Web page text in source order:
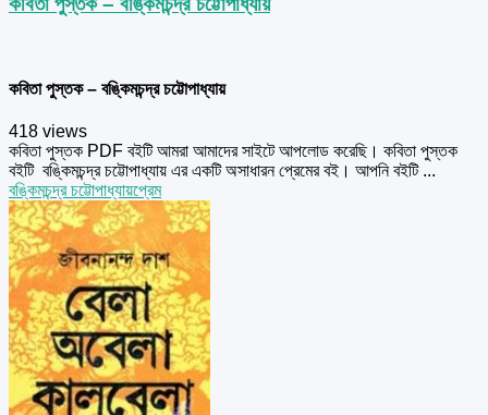
কবিতা পুস্তক – বঙ্কিমচন্দ্র চট্টোপাধ্যায়
418 views
কবিতা পুস্তক PDF বইটি আমরা আমাদের সাইটে আপলোড করেছি। কবিতা পুস্তক
বইটি বঙ্কিমচন্দ্র চট্টোপাধ্যায় এর একটি অসাধারন প্রেমের বই। আপনি বইটি ...
বঙ্কিমচন্দ্র চট্টোপাধ্যায়প্রেম